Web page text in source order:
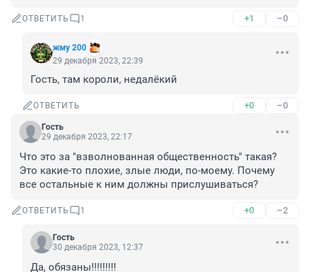
ОТВЕТИТЬ 1 +1 –0
жму 200
29 декабря 2023, 22:39
Гость, там короли, недалёкий
ОТВЕТИТЬ +0 –0
Гость
29 декабря 2023, 22:17
Что это за "взволнованная общественность" такая?
Это какие-то плохие, злые люди, по-моему. Почему
все остальные к ним должны прислушиваться?
ОТВЕТИТЬ 1 +0 –2
Гость
30 декабря 2023, 12:37
Да, обязаны!!!!!!!!!